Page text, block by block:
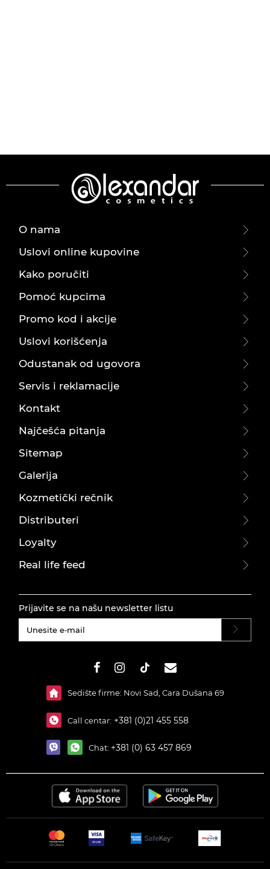
O nama
Uslovi online kupovine
Kako poručiti
Pomoć kupcima
Promo kod i akcije
Uslovi korišćenja
Odustanak od ugovora
Servis i reklamacije
Kontakt
Najčešća pitanja
Sitemap
Galerija
Kozmetički rečnik
Distributeri
Loyalty
Real life feed
Prijavite se na našu newsletter listu
Sedište firme: Novi Sad, Cara Dušana 69
Call centar: +381 (0)21 455 558
Chat: +381 (0) 63 457 869